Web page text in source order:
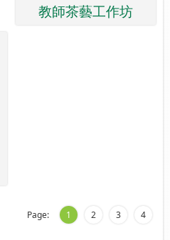
教師茶藝工作坊
Page: 1 2 3 4